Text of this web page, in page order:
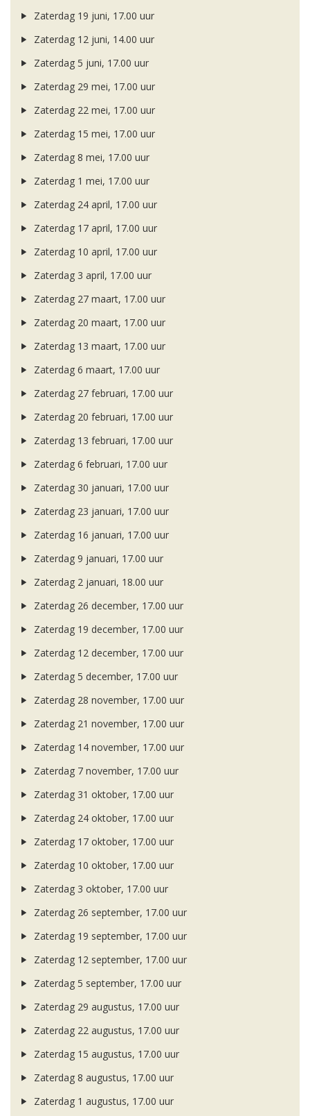
Zaterdag 19 juni, 17.00 uur
Zaterdag 12 juni, 14.00 uur
Zaterdag 5 juni, 17.00 uur
Zaterdag 29 mei, 17.00 uur
Zaterdag 22 mei, 17.00 uur
Zaterdag 15 mei, 17.00 uur
Zaterdag 8 mei, 17.00 uur
Zaterdag 1 mei, 17.00 uur
Zaterdag 24 april, 17.00 uur
Zaterdag 17 april, 17.00 uur
Zaterdag 10 april, 17.00 uur
Zaterdag 3 april, 17.00 uur
Zaterdag 27 maart, 17.00 uur
Zaterdag 20 maart, 17.00 uur
Zaterdag 13 maart, 17.00 uur
Zaterdag 6 maart, 17.00 uur
Zaterdag 27 februari, 17.00 uur
Zaterdag 20 februari, 17.00 uur
Zaterdag 13 februari, 17.00 uur
Zaterdag 6 februari, 17.00 uur
Zaterdag 30 januari, 17.00 uur
Zaterdag 23 januari, 17.00 uur
Zaterdag 16 januari, 17.00 uur
Zaterdag 9 januari, 17.00 uur
Zaterdag 2 januari, 18.00 uur
Zaterdag 26 december, 17.00 uur
Zaterdag 19 december, 17.00 uur
Zaterdag 12 december, 17.00 uur
Zaterdag 5 december, 17.00 uur
Zaterdag 28 november, 17.00 uur
Zaterdag 21 november, 17.00 uur
Zaterdag 14 november, 17.00 uur
Zaterdag 7 november, 17.00 uur
Zaterdag 31 oktober, 17.00 uur
Zaterdag 24 oktober, 17.00 uur
Zaterdag 17 oktober, 17.00 uur
Zaterdag 10 oktober, 17.00 uur
Zaterdag 3 oktober, 17.00 uur
Zaterdag 26 september, 17.00 uur
Zaterdag 19 september, 17.00 uur
Zaterdag 12 september, 17.00 uur
Zaterdag 5 september, 17.00 uur
Zaterdag 29 augustus, 17.00 uur
Zaterdag 22 augustus, 17.00 uur
Zaterdag 15 augustus, 17.00 uur
Zaterdag 8 augustus, 17.00 uur
Zaterdag 1 augustus, 17.00 uur